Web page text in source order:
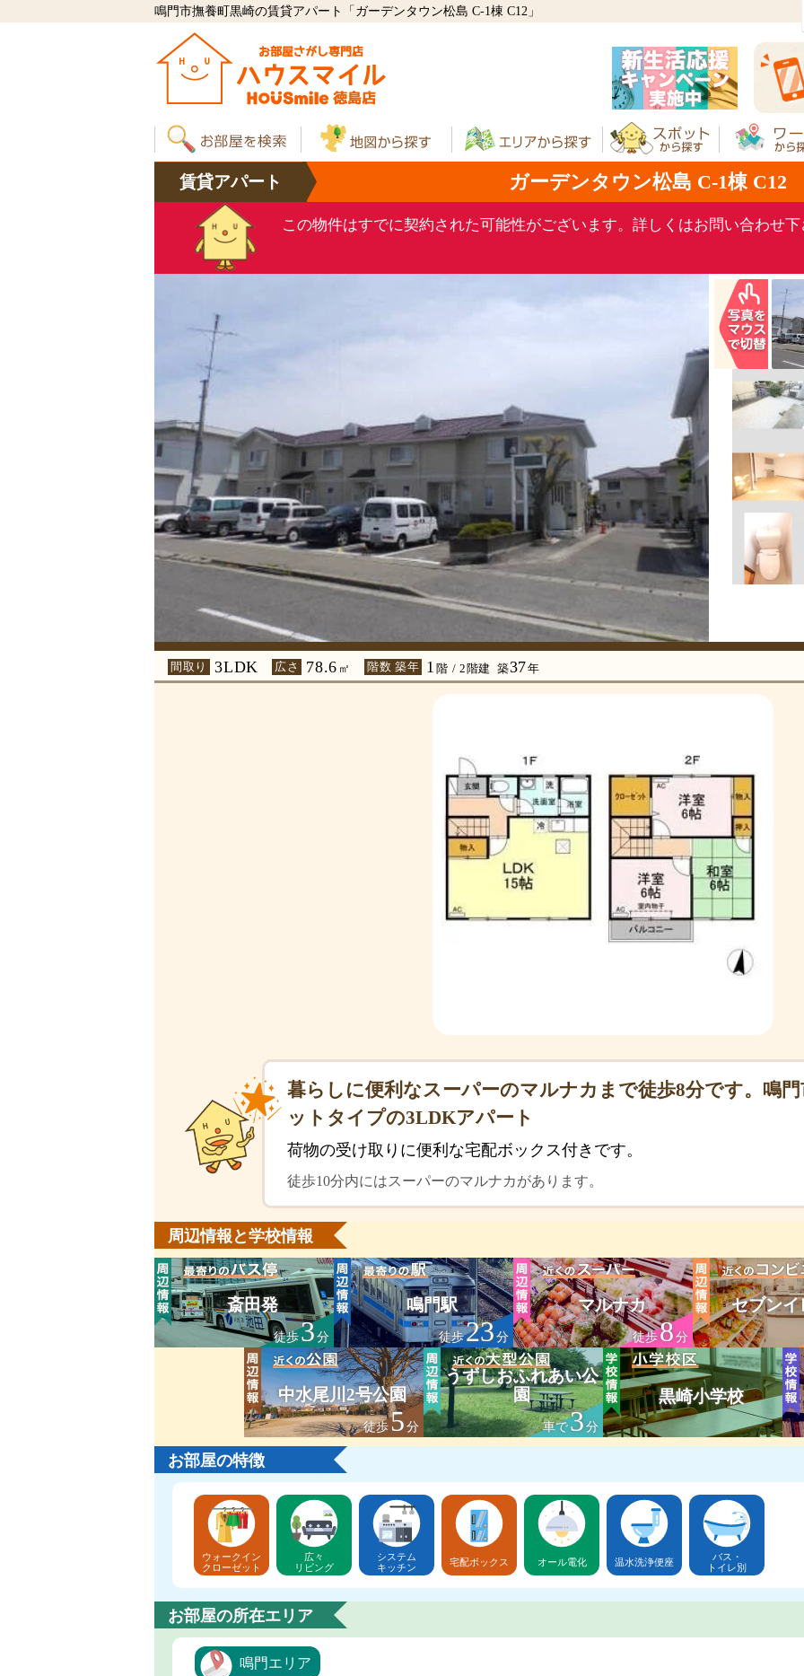
鳴門市撫養町黒崎の賃貸アパート「ガーデンタウン松島 C-1棟 C12」
賃貸アパート ガーデンタウン松島 C-1棟 C12
この物件はすでに契約された可能性がございます。詳しくはお問い合わせ
間取り 3LDK 広さ 78.6 ㎡ 階数 築年 1 階 / 2階建 築37年
暮らしに便利なスーパーのマルナカまで徒歩8分です。鳴
ットタイプの3LDKアパート
荷物の受け取りに便利な宅配ボックス付きです。
徒歩10分内にはスーパーのマルナカがあります。
周辺情報と学校情報
斎田発
徒歩3分
鳴門駅
徒歩23分
マルナカ
徒歩8分
セブンイ
中水尾川2号公園
徒歩5分
うずしおふれあい公
園
車で3分
黒崎小学校
お部屋の特徴
ウォークイン
クローゼット
広々
リビング
システム
キッチン
宅配ボックス オール電化 温水洗浄便座
バス・
トイレ別
お部屋の所在エリア
鳴門エリア